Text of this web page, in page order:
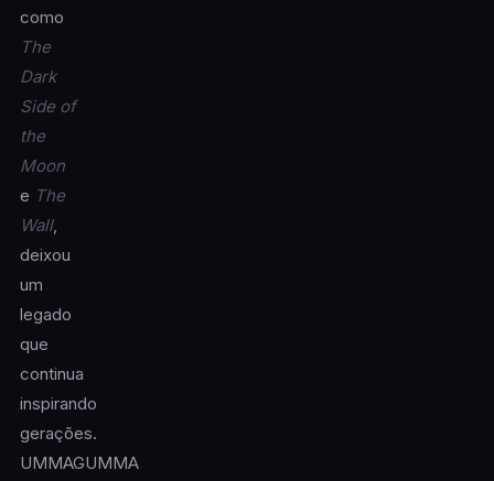
como
The
Dark
Side of
the
Moon
e The
Wall,
deixou
um
legado
que
continua
inspirando
gerações.
UMMAGUMMA